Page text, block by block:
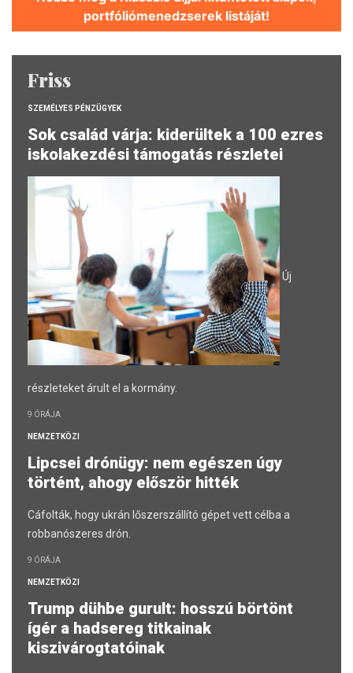
portfóliómenedzserek listáját!
Friss
SZEMÉLYES PÉNZÜGYEK
Sok család várja: kiderültek a 100 ezres
iskolakezdési támogatás részletei
Új
részleteket árult el a kormány.
9 ÓRÁJA
NEMZETKÖZI
Lipcsei drónügy: nem egészen úgy
történt, ahogy először hitték
Cáfolták, hogy ukrán lőszerszállító gépet vett célba a
robbanószeres drón.
9 ÓRÁJA
NEMZETKÖZI
Trump dühbe gurult: hosszú börtönt
ígér a hadsereg titkainak
kiszivárogtatóinak